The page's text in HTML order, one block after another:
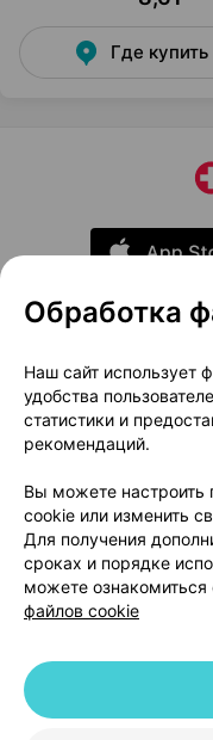
Где купить
О
Размещение
Способы
© 2026 ООО «Артокс Лаб»,
Обработка
Наш сайт использует
удобства
статистики и
рекомендаций.
Вы можете настроить
cookie или изменить
Для получения
сроках и порядке
можете ознакомиться
файлов cookie